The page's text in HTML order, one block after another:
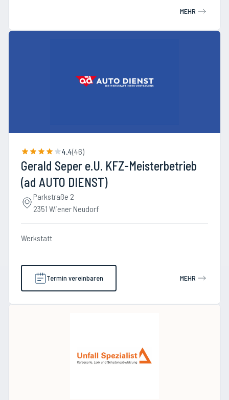
MEHR
4.4(46)
Gerald Seper e.U. KFZ-Meisterbetrieb
(ad AUTO DIENST)
Parkstraße 2
2351 Wiener Neudorf
Werkstatt
Termin vereinbaren MEHR